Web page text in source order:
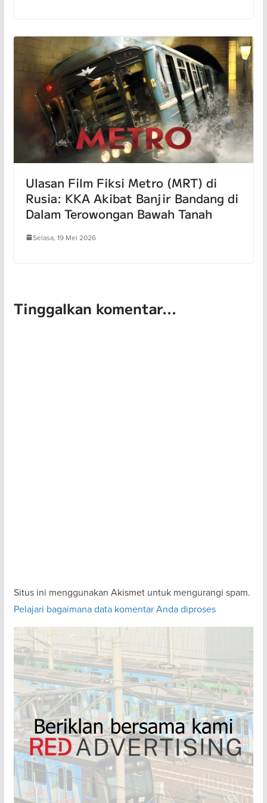
Ulasan Film Fiksi Metro (MRT) di
Rusia: KKA Akibat Banjir Bandang di
Dalam Terowongan Bawah Tanah
Selasa, 19 Mei 2026
Tinggalkan komentar...
Situs ini menggunakan Akismet untuk mengurangi spam.
Pelajari bagaimana data komentar Anda diproses